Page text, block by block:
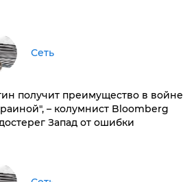
Сеть
получит преимущество в войне
– колумнист Bloomberg
Запад от ошибки